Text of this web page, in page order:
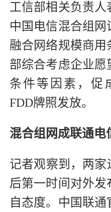
工信部相关负责人
中国电信混合组
融合网络规模商用
部综合考虑企业愿
条件等因素，促
FDD牌照发放。
混合组网成联通电
记者观察到，两家
后第一时间对外发
自态度。中国联